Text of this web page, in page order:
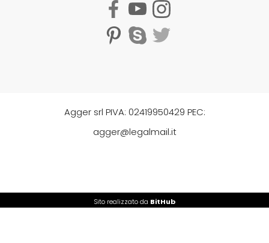
Agger srl PIVA: 02419950429 PEC:
agger@legalmail.it
Sito realizzato da BitHub